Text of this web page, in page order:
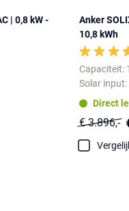
| 0,8 kW -
Anker
10,8 kWh
Capaciteit:
Solar input:
Direct
€ 3.896,-